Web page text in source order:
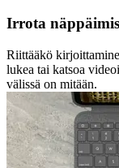
Irrota
Riittääkö
lukea tai katsoa
välissä on mitään.